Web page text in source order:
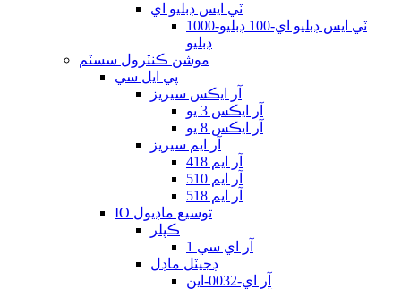
ٽي ايس ڊبليو اي
ٽي ايس ڊبليو اي-100 ڊبليو-1000
ڊبليو
موشن ڪنٽرول سسٽم
پي ايل سي
آر ايڪس سيريز
آر ايڪس 3 يو
آر ايڪس 8 يو
آر ايم سيريز
آر ايم 418
آر ايم 510
آر ايم 518
IO توسيع ماڊيول
ڪپلر
آر اي سي 1
ڊجيٽل ماڊل
آر اي-0032-اين